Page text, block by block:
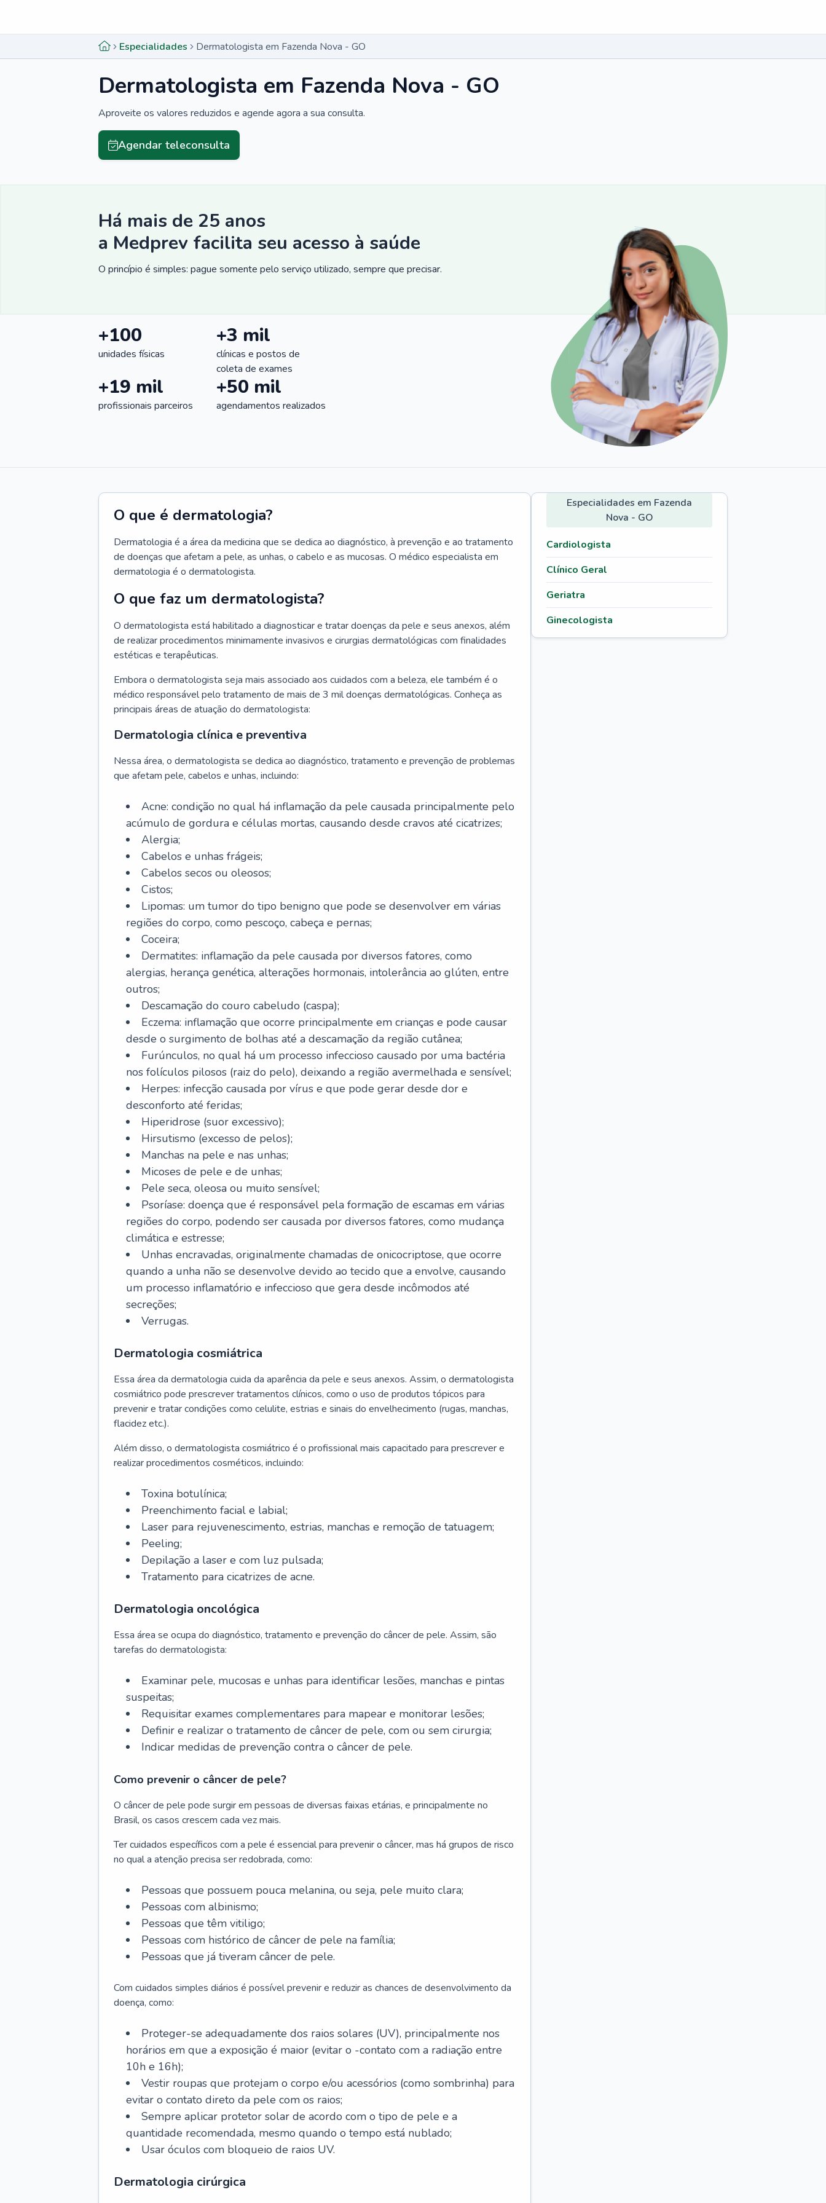
Especialidades Dermatologista em Fazenda Nova - GO
Dermatologista em Fazenda Nova - GO
Aproveite os valores reduzidos e agende agora a sua consulta.
Agendar teleconsulta
Há mais de 25 anos
a Medprev facilita seu acesso à saúde
O princípio é simples: pague somente pelo serviço utilizado, sempre que precisar.
+100
unidades físicas
+3 mil
clínicas e postos de
coleta de exames
+19 mil
profissionais parceiros
+50 mil
agendamentos realizados
O que é dermatologia?
Dermatologia é a área da medicina que se dedica ao diagnóstico, à prevenção e ao tratamento
de doenças que afetam a pele, as unhas, o cabelo e as mucosas. O médico especialista em
dermatologia é o dermatologista.
O que faz um dermatologista?
O dermatologista está habilitado a diagnosticar e tratar doenças da pele e seus anexos, além
de realizar procedimentos minimamente invasivos e cirurgias dermatológicas com finalidades
estéticas e terapêuticas.
Embora o dermatologista seja mais associado aos cuidados com a beleza, ele também é o
médico responsável pelo tratamento de mais de 3 mil doenças dermatológicas. Conheça as
principais áreas de atuação do dermatologista:
Dermatologia clínica e preventiva
Nessa área, o dermatologista se dedica ao diagnóstico, tratamento e prevenção de problemas
que afetam pele, cabelos e unhas, incluindo:
Acne: condição no qual há inflamação da pele causada principalmente pelo
acúmulo de gordura e células mortas, causando desde cravos até cicatrizes;
Alergia;
Cabelos e unhas frágeis;
Cabelos secos ou oleosos;
Cistos;
Lipomas: um tumor do tipo benigno que pode se desenvolver em várias
regiões do corpo, como pescoço, cabeça e pernas;
Coceira;
Dermatites: inflamação da pele causada por diversos fatores, como
alergias, herança genética, alterações hormonais, intolerância ao glúten, entre
outros;
Descamação do couro cabeludo (caspa);
Eczema: inflamação que ocorre principalmente em crianças e pode causar
desde o surgimento de bolhas até a descamação da região cutânea;
Furúnculos, no qual há um processo infeccioso causado por uma bactéria
nos folículos pilosos (raiz do pelo), deixando a região avermelhada e sensível;
Herpes: infecção causada por vírus e que pode gerar desde dor e
desconforto até feridas;
Hiperidrose (suor excessivo);
Hirsutismo (excesso de pelos);
Manchas na pele e nas unhas;
Micoses de pele e de unhas;
Pele seca, oleosa ou muito sensível;
Psoríase: doença que é responsável pela formação de escamas em várias
regiões do corpo, podendo ser causada por diversos fatores, como mudança
climática e estresse;
Unhas encravadas, originalmente chamadas de onicocriptose, que ocorre
quando a unha não se desenvolve devido ao tecido que a envolve, causando
um processo inflamatório e infeccioso que gera desde incômodos até
secreções;
Verrugas.
Dermatologia cosmiátrica
Essa área da dermatologia cuida da aparência da pele e seus anexos. Assim, o dermatologista
cosmiátrico pode prescrever tratamentos clínicos, como o uso de produtos tópicos para
prevenir e tratar condições como celulite, estrias e sinais do envelhecimento (rugas, manchas,
flacidez etc.).
Além disso, o dermatologista cosmiátrico é o profissional mais capacitado para prescrever e
realizar procedimentos cosméticos, incluindo:
Toxina botulínica;
Preenchimento facial e labial;
Laser para rejuvenescimento, estrias, manchas e remoção de tatuagem;
Peeling;
Depilação a laser e com luz pulsada;
Tratamento para cicatrizes de acne.
Dermatologia oncológica
Essa área se ocupa do diagnóstico, tratamento e prevenção do câncer de pele. Assim, são
tarefas do dermatologista:
Examinar pele, mucosas e unhas para identificar lesões, manchas e pintas
suspeitas;
Requisitar exames complementares para mapear e monitorar lesões;
Definir e realizar o tratamento de câncer de pele, com ou sem cirurgia;
Indicar medidas de prevenção contra o câncer de pele.
Como prevenir o câncer de pele?
O câncer de pele pode surgir em pessoas de diversas faixas etárias, e principalmente no
Brasil, os casos crescem cada vez mais.
Ter cuidados específicos com a pele é essencial para prevenir o câncer, mas há grupos de risco
no qual a atenção precisa ser redobrada, como:
Pessoas que possuem pouca melanina, ou seja, pele muito clara;
Pessoas com albinismo;
Pessoas que têm vitiligo;
Pessoas com histórico de câncer de pele na família;
Pessoas que já tiveram câncer de pele.
Com cuidados simples diários é possível prevenir e reduzir as chances de desenvolvimento da
doença, como:
Proteger-se adequadamente dos raios solares (UV), principalmente nos
horários em que a exposição é maior (evitar o -contato com a radiação entre
10h e 16h);
Vestir roupas que protejam o corpo e/ou acessórios (como sombrinha) para
evitar o contato direto da pele com os raios;
Sempre aplicar protetor solar de acordo com o tipo de pele e a
quantidade recomendada, mesmo quando o tempo está nublado;
Usar óculos com bloqueio de raios UV.
Dermatologia cirúrgica
Especialidades em Fazenda
Nova - GO
Cardiologista
Clínico Geral
Geriatra
Ginecologista